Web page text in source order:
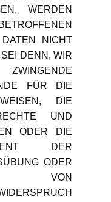
WERDEN
DATEN NICHT
DENN, WIR
FÜR DIE
DIE
UND
ODER DIE
DER
ODER
VON